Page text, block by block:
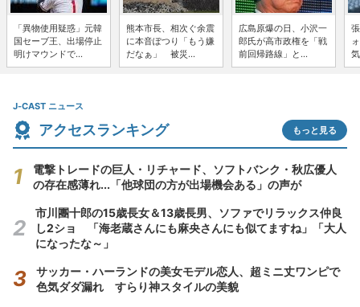
「異物使用疑惑」元韓
国セーブ王、出場停止
明けマウンドで...
熊本市長、相次ぐ余震
に本音ぽつり「もう嫌
だなぁ」 被災...
広島原爆の日、小沢一
郎氏が高市政権を「戦
前回帰路線」と...
J-CAST ニュース
アクセスランキング もっと見る
電撃トレードの巨人・リチャード、ソフトバンク・秋広優人
の存在感薄れ...「他球団の方が出場機会ある」の声が
市川團十郎の15歳長女＆13歳長男、ソファでリラックス仲良
し2ショ 「海老蔵さんにも麻央さんにも似てますね」「大人
になったな～」
サッカー・ハーランドの美女モデル恋人、超ミニ丈ワンピで
色気ダダ漏れ すらり神スタイルの美貌